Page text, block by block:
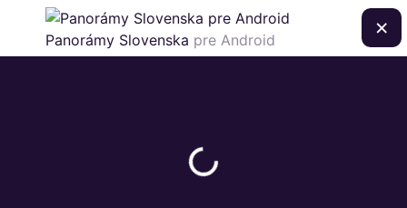
Panorámy Slovenska pre Android ×